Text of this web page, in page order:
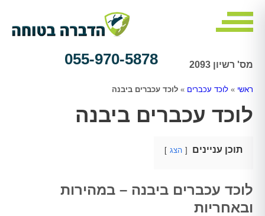
מס' רשיון 2093 055-970-5878
ראשי » לוכד עכברים » לוכד עכברים ביבנה
לוכד עכברים ביבנה
תוכן עניינים הצג
לוכד עכברים ביבנה – במהירות
ובאחריות